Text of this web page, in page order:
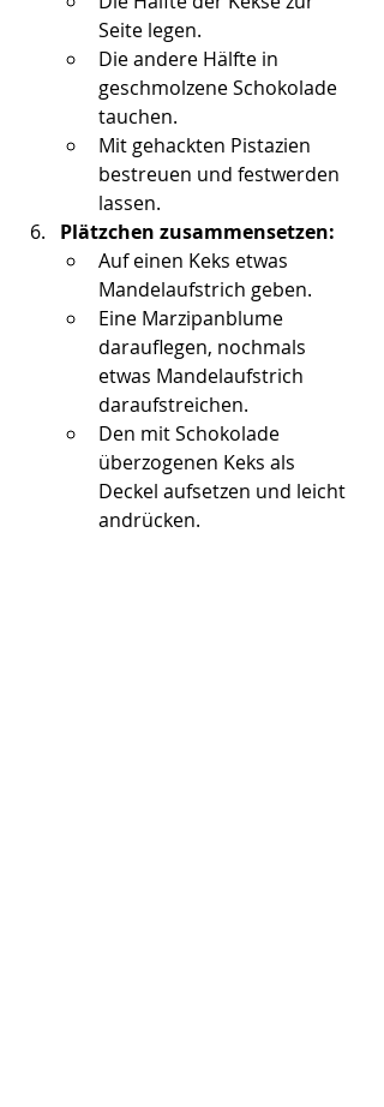
Seite legen.
Die andere Hälfte in
geschmolzene Schokolade
tauchen.
Mit gehackten Pistazien
bestreuen und festwerden
lassen.
Plätzchen zusammensetzen:
Auf einen Keks etwas
Mandelaufstrich geben.
Eine Marzipanblume
darauflegen, nochmals
etwas Mandelaufstrich
daraufstreichen.
Den mit Schokolade
überzogenen Keks als
Deckel aufsetzen und leicht
andrücken.